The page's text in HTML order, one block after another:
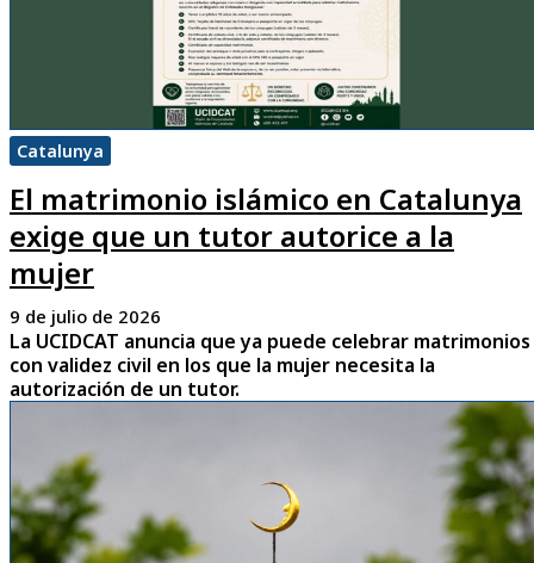
Catalunya
El matrimonio islámico en Catalunya
exige que un tutor autorice a la
mujer
9 de julio de 2026
La UCIDCAT anuncia que ya puede celebrar matrimonios
con validez civil en los que la mujer necesita la
autorización de un tutor.